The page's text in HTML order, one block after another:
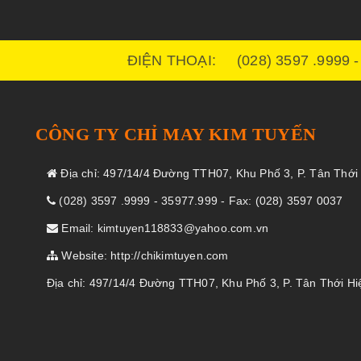
ĐIỆN THOẠI: (028) 3597 .9999
CÔNG TY CHỈ MAY KIM TUYẾN
Địa chỉ: 497/14/4 Đường TTH07, Khu Phố 3, P. Tân Thới
(028) 3597 .9999 - 35977.999 - Fax: (028) 3597 0037
Email: kimtuyen118833@yahoo.com.vn
Website: http://chikimtuyen.com
Địa chỉ: 497/14/4 Đường TTH07, Khu Phố 3, P. Tân Thới